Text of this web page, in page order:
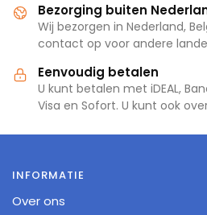
Bezorging buiten
Wij bezorgen in Nederland,
contact op voor andere
Eenvoudig betalen
U kunt betalen met iDEAL,
Visa en Sofort. U kunt ook
INFORMATIE
Over ons